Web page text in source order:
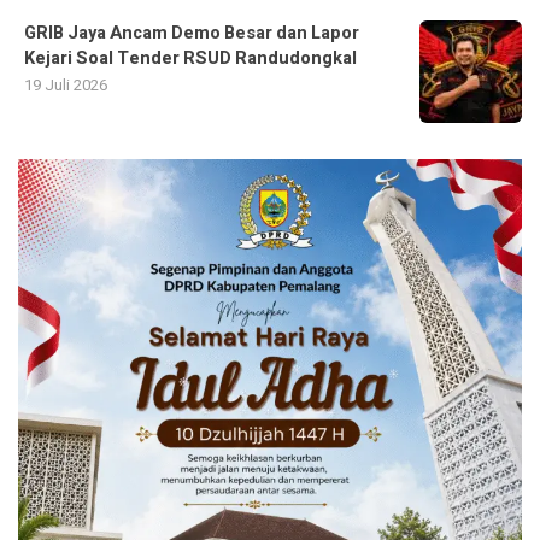
GRIB Jaya Ancam Demo Besar dan Lapor
Kejari Soal Tender RSUD Randudongkal
19 Juli 2026